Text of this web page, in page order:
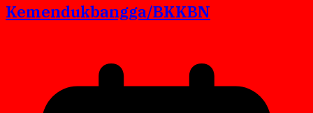
Kemendukbangga/BKKBN